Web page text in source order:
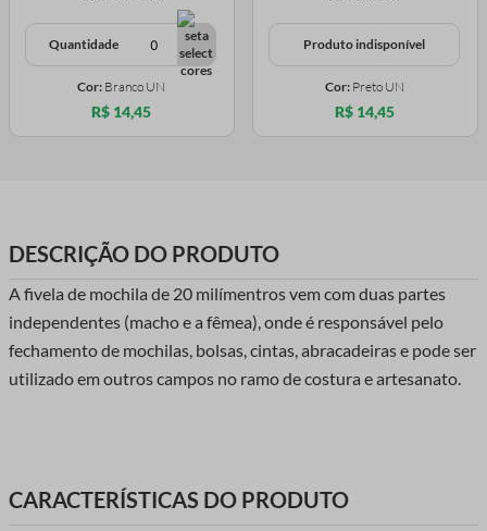
Quantidade
Cor: Branco UN
R$ 14,45
Produto indisponível
Cor: Preto UN
R$ 14,45
DESCRIÇÃO DO PRODUTO
A fivela de mochila de 20 milímentros vem com duas partes
independentes (macho e a fêmea), onde é responsável pelo
fechamento de mochilas, bolsas, cintas, abracadeiras e pode ser
utilizado em outros campos no ramo de costura e artesanato.
CARACTERÍSTICAS DO PRODUTO